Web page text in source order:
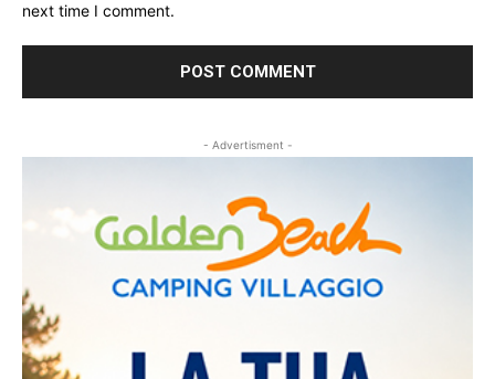
next time I comment.
- Advertisment -